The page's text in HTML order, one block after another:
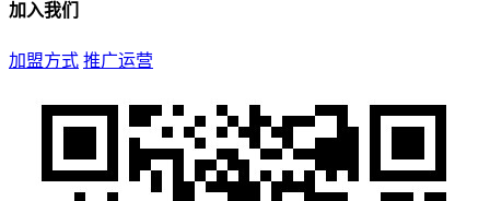
加入我们
加盟方式 推广运营